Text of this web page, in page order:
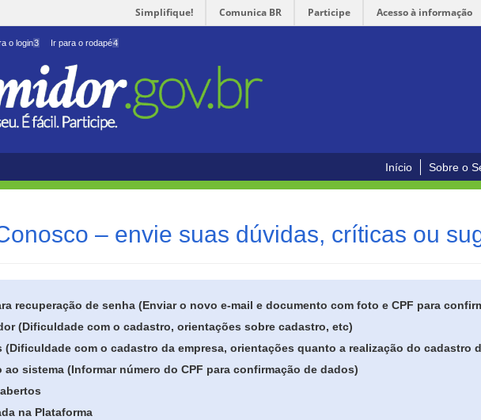
Simplifique! Comunica BR Participe Acesso à informação
o login3 Ir para o rodapé4
Início Sobre o
– envie suas dúvidas, críticas ou
recuperação de senha (Enviar o novo e-mail e documento com foto e CPF para
(Dificuldade com o cadastro, orientações sobre cadastro, etc)
(Dificuldade com o cadastro da empresa, orientações quanto a realização do cadastro
sistema (Informar número do CPF para confirmação de dados)
na Plataforma